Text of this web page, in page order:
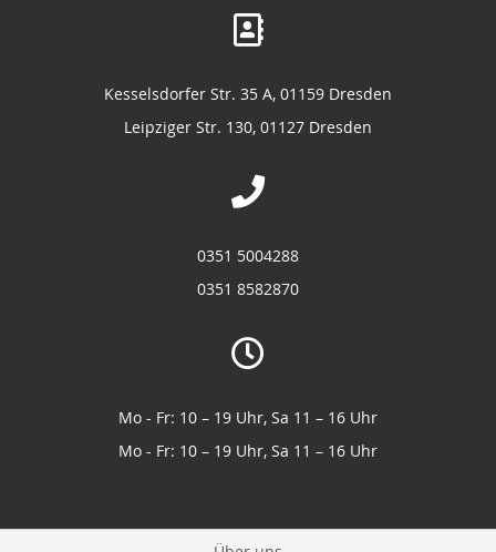
Kesselsdorfer Str. 35 A, 01159 Dresden
Leipziger Str. 130, 01127 Dresden
0351 5004288
0351 8582870
Mo - Fr: 10 – 19 Uhr, Sa 11 – 16 Uhr
Mo - Fr: 10 – 19 Uhr, Sa 11 – 16 Uhr